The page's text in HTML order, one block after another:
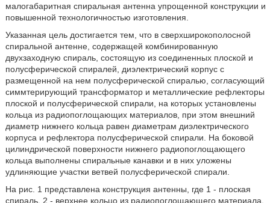
малогабаритная спиральная антенна упрощенной конструкции и
повышенной технологичностью изготовления.
Указанная цель достигается тем, что в сверхширокополосной
спиральной антенне, содержащей комбинированную
двухзаходную спираль, состоящую из соединенных плоской и
полусферической спиралей, диэлектрический корпус с
размещенной на нем полусферической спиралью, согласующий
симмтерирующий трансформатор и металлические рефлекторы
плоской и полусферической спирали, на которых установлены
кольца из радиопоглощающих материалов, при этом внешний
диаметр нижнего кольца равен диаметрам диэлектрического
корпуса и рефлектора полусферической спирали. На боковой
цилиндрической поверхности нижнего радиопоглощающего
кольца выполнены спиральные канавки и в них уложены
удлиняющие участки ветвей полусферической спирали.
На рис. 1 представлена конструкция антенны, где 1 - плоская
спираль, 2 - верхнее кольцо из радиопоглощающего материала,